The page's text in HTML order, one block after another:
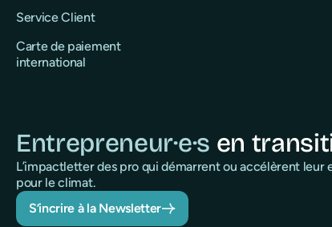
Service Client
Carte de paiement
international
Entrepreneur·e·s en
L’impactletter des pro qui démarrent ou accélèrent leur
pour le climat.
S’incrire à la Newsletter